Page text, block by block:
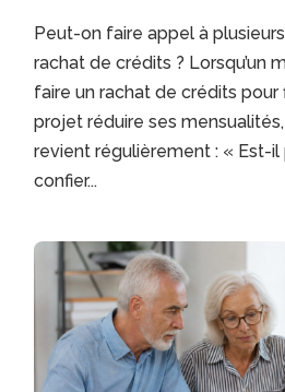
Peut-on faire appel à
rachat de crédits ? Lorsqu’un
faire un rachat de crédits pour
projet réduire ses
revient régulièrement : « Est-
confier...